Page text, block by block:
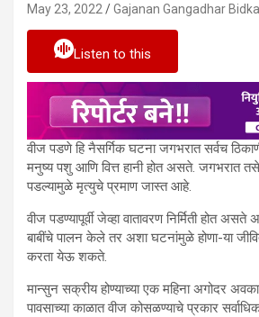
May 23, 2022 Gajanan Gangadhar
Listen to this
वीज पडणे हि नैसर्गिक घटना जगभरात सर्वच
मनुष्य पशु आणि वित्त हानी होत असते. जगभरात
पडल्यामुळे मृत्युचे प्रमाण जास्त आहे.
वीज पडण्यापूर्वी जेव्हा वातावरण निर्मिती होत
बाबींचे पालन केले तर अशा घटनांमुळे होणा-या
करता येऊ शकते.
मान्सुन सक्रीय होण्याच्या एक महिना अगोदर
पावसाच्या काळात वीज कोसळण्याचे प्रकार